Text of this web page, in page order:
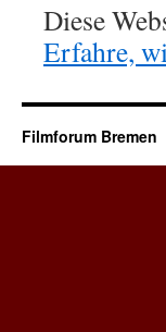
Diese
Erfahre,
Filmforum Bremen